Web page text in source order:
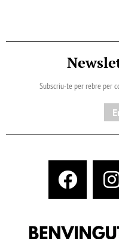
Subscriu-te per rebre per